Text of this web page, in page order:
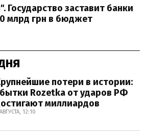
заставит банки
млрд грн в бюджет
потери в истории:
Rozetka от ударов РФ
миллиардов
12:10